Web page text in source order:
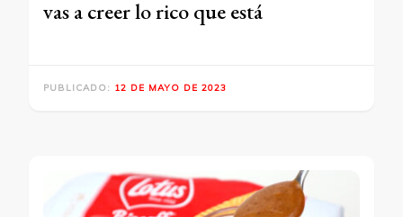
vas a creer lo rico que está
PUBLICADO: 12 DE MAYO DE 2023